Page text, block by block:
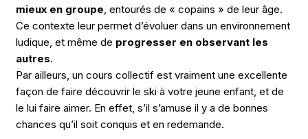
mieux en groupe , entourés de « copains » de leur âge.
Ce contexte leur permet d’évoluer dans un environnement
ludique, et même de progresser en observant les
autres.
Par ailleurs, un cours collectif est vraiment une excellente
façon de faire découvrir le ski à votre jeune enfant, et de
le lui faire aimer. En effet, s’il s’amuse il y a de bonnes
chances qu’il soit conquis et en redemande.